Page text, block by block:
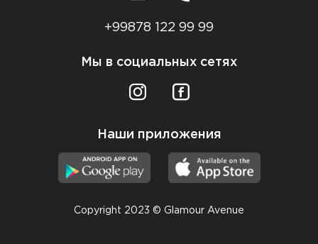
+99878 122 99 99
Мы в социальных сетях
Наши приложения
Copyright 2023 © Glamour Avenue